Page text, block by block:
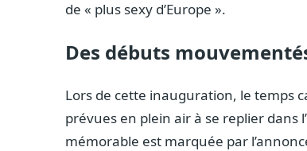
de « plus sexy d’Europe ».
Des débuts
Lors de cette inauguration, le temps
prévues en plein air à se replier dans
mémorable est marquée par